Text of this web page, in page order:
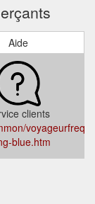
Aide
clients
blue.htm